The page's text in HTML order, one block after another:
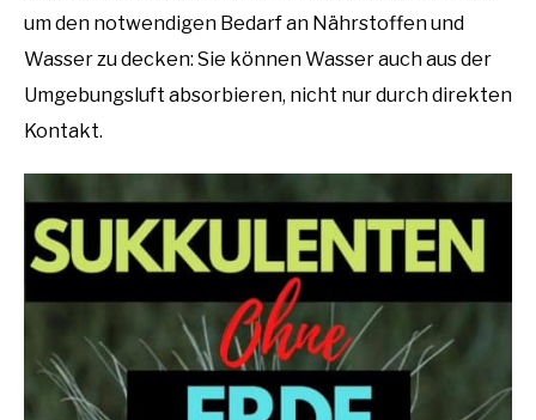
um den notwendigen Bedarf an Nährstoffen und
Wasser zu decken: Sie können Wasser auch aus der
Umgebungsluft absorbieren, nicht nur durch direkten
Kontakt.